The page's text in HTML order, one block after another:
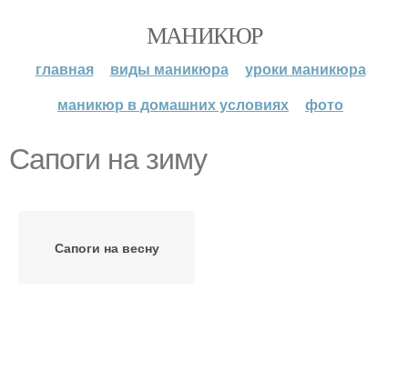
МАНИКЮР
главная виды маникюра
уроки маникюра
маникюр в домашних условиях
фото
Сапоги на зиму
Сапоги на весну